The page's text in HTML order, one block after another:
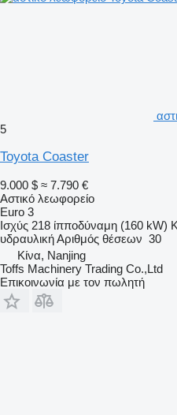
5
Toyota Coaster
9.000 $ ≈ 7.790 €
Αστικό λεωφορείο
Euro 3
Ισχύς 218 ίπποδύναμη (160 kW)
υδραυλικήΑριθμός θέσεων 30
Κίνα, Nanjing
Toffs Machinery Trading Co.,Ltd
Επικοινωνία με τον πωλητή